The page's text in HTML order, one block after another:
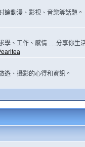
論動漫、影視、音樂等話題。
學、工作、感情......分享你生
遊、攝影的心得和資訊。